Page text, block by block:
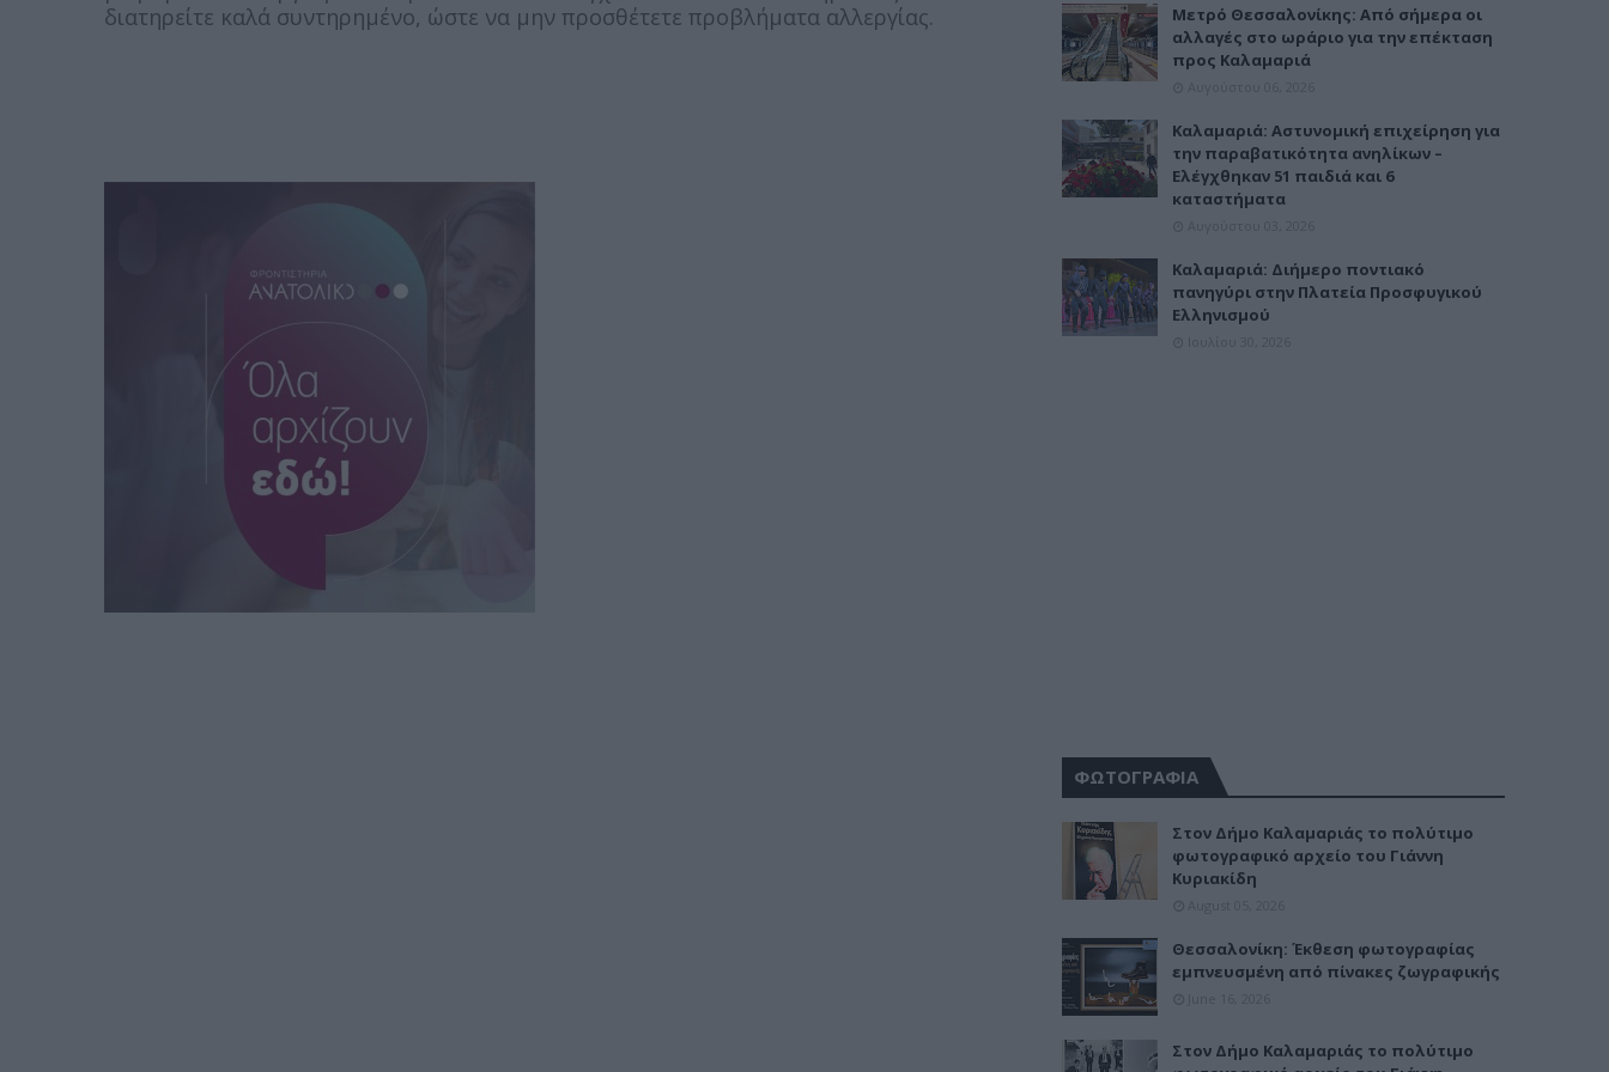
διατηρείτε καλά συντηρημένο, ώστε να μην προσθέτετε προβλήματα αλλεργίας.
Μετρό Θεσσαλονίκης: Από σήμερα οι
αλλαγές στο ωράριο για την επέκταση
προς Καλαμαριά
Καλαμαριά: Αστυνομική επιχείρηση για
την παραβατικότητα ανηλίκων –
Ελέγχθηκαν 51 παιδιά και 6
καταστήματα
Καλαμαριά: Διήμερο ποντιακό
πανηγύρι στην Πλατεία Προσφυγικού
Ελληνισμού
ΦΩΤΟΓΡΑΦΙΑ
Στον Δήμο Καλαμαριάς το πολύτιμο
φωτογραφικό αρχείο του Γιάννη
Κυριακίδη
Θεσσαλονίκη: Έκθεση φωτογραφίας
εμπνευσμένη από πίνακες ζωγραφικής
Στον Δήμο Καλαμαριάς το πολύτιμο